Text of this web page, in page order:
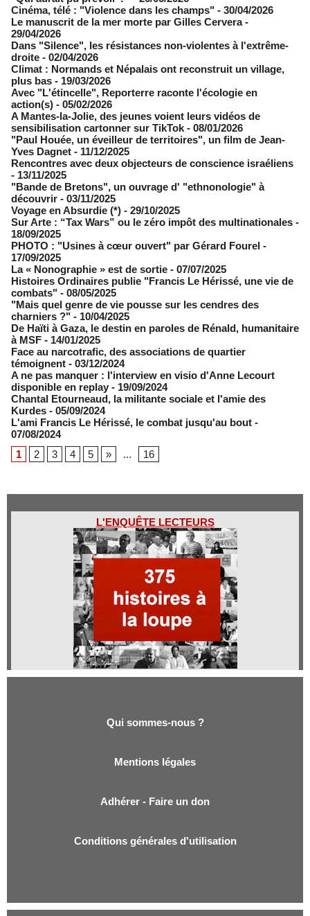
Cinéma, télé : "Violence dans les champs" - 30/04/2026
Le manuscrit de la mer morte par Gilles Cervera -
29/04/2026
Dans "Silence", les résistances non-violentes à l'extrême-
droite - 02/04/2026
Climat : Normands et Népalais ont reconstruit un village,
plus bas - 19/03/2026
Avec "L'étincelle", Reporterre raconte l'écologie en
action(s) - 05/02/2026
A Mantes-la-Jolie, des jeunes voient leurs vidéos de
sensibilisation cartonner sur TikTok - 08/01/2026
"Paul Houée, un éveilleur de territoires", un film de Jean-
Yves Dagnet - 11/12/2025
Rencontres avec deux objecteurs de conscience israéliens
- 13/11/2025
"Bande de Bretons", un ouvrage d' "ethnonologie" à
découvrir - 03/11/2025
Voyage en Absurdie (*) - 29/10/2025
Sur Arte : “Tax Wars” ou le zéro impôt des multinationales -
18/09/2025
PHOTO : "Usines à cœur ouvert" par Gérard Fourel -
17/09/2025
La « Nonographie » est de sortie - 07/07/2025
Histoires Ordinaires publie "Francis Le Hérissé, une vie de
combats" - 08/05/2025
"Mais quel genre de vie pousse sur les cendres des
charniers ?" - 10/04/2025
De Haïti à Gaza, le destin en paroles de Rénald, humanitaire
à MSF - 14/01/2025
Face au narcotrafic, des associations de quartier
témoignent - 03/12/2024
A ne pas manquer : l'interview en visio d'Anne Lecourt
disponible en replay - 19/09/2024
Chantal Etourneaud, la militante sociale et l'amie des
Kurdes - 05/09/2024
L'ami Francis Le Hérissé, le combat jusqu'au bout -
07/08/2024
1
2 3 4 5 » ... 16
L'ENQUÊTE LECTEURS
Qui sommes-nous ?
Mentions légales
Adhérer - Faire un don
Conditions générales d'utilisation